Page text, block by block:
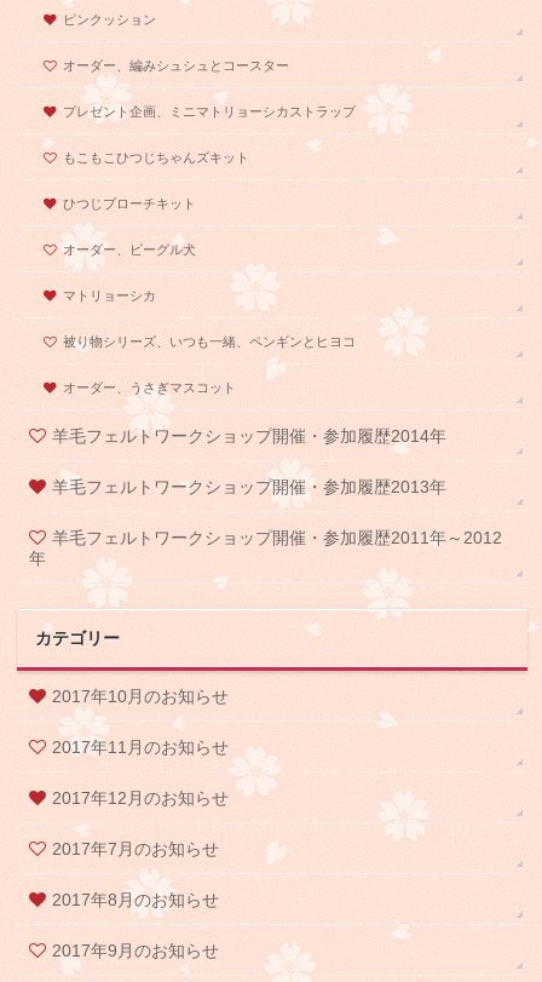
ピンクッション
オーダー、編みシュシュとコースター
プレゼント企画、ミニマトリョーシカストラップ
もこもこひつじちゃんズキット
ひつじブローチキット
オーダー、ビーグル犬
マトリョーシカ
被り物シリーズ、いつも一緒、ペンギンとヒヨコ
オーダー、うさぎマスコット
羊毛フェルトワークショップ開催・参加履歴2014年
羊毛フェルトワークショップ開催・参加履歴2013年
羊毛フェルトワークショップ開催・参加履歴2011年～2012
年
カテゴリー
2017年10月のお知らせ
2017年11月のお知らせ
2017年12月のお知らせ
2017年7月のお知らせ
2017年8月のお知らせ
2017年9月のお知らせ